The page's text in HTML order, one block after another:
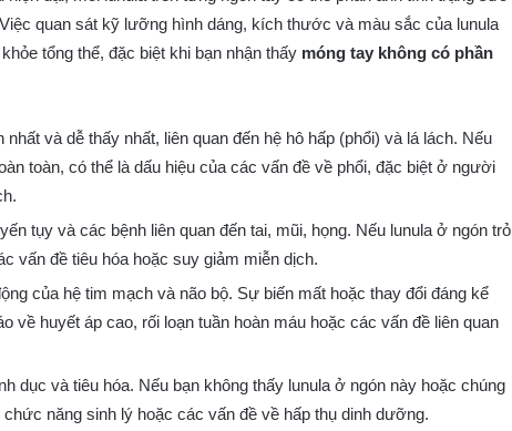
quan sát kỹ lưỡng hình dáng, kích thước và màu sắc của lunula
tổng thể, đặc biệt khi bạn nhận thấy móng tay không có phần
và dễ thấy nhất, liên quan đến hệ hô hấp (phổi) và lá lách. Nếu
toàn, có thể là dấu hiệu của các vấn đề về phổi, đặc biệt ở người
tụy và các bệnh liên quan đến tai, mũi, họng. Nếu lunula ở ngón trỏ
vấn đề tiêu hóa hoặc suy giảm miễn dịch.
của hệ tim mạch và não bộ. Sự biến mất hoặc thay đổi đáng kể
về huyết áp cao, rối loạn tuần hoàn máu hoặc các vấn đề liên quan
dục và tiêu hóa. Nếu bạn không thấy lunula ở ngón này hoặc chúng
năng sinh lý hoặc các vấn đề về hấp thụ dinh dưỡng.